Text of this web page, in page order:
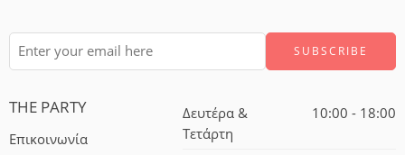
THE PARTY
Επικοινωνία
Δευτέρα &
Τετάρτη
10:00 - 18:00